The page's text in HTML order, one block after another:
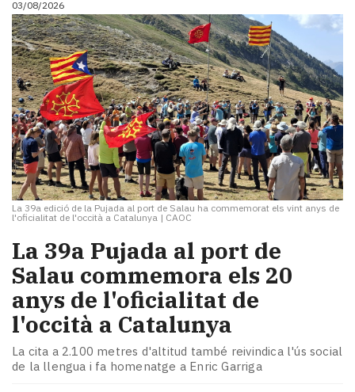
i
turisme
Cultura
Esports
Mai
tant!
TV
i
mitjans
El
temps
Reportatges
Enquestes
A
escena!
Dis
la
Subscriptors
03/08/2026
La 39a edició de la Pujada al port de Salau ha commemorat els vint anys de
l'oficialitat de l'occità a Catalunya | CAOC
​La 39a Pujada al port de
Salau commemora els 20
anys de l'oficialitat de
l'occità a Catalunya
La cita a 2.100 metres d'altitud també reivindica l'ús social
de la llengua i fa homenatge a Enric Garriga